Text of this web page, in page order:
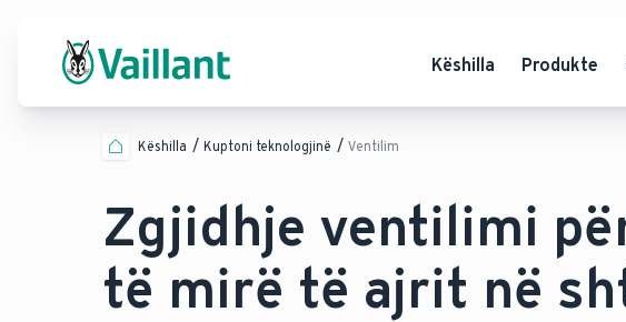
Këshilla Produkte
Këshilla Kuptoni teknologjinë Ventilim
Zgjidhje ventilimi
të mirë të ajrit në